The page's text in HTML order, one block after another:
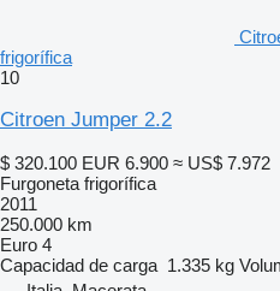
frigorífica
10
Citroen Jumper 2.2
$ 320.100 EUR 6.900 ≈ US$ 7.972
Furgoneta frigorífica
2011
250.000 km
Euro 4
Capacidad de carga 1.335 kg